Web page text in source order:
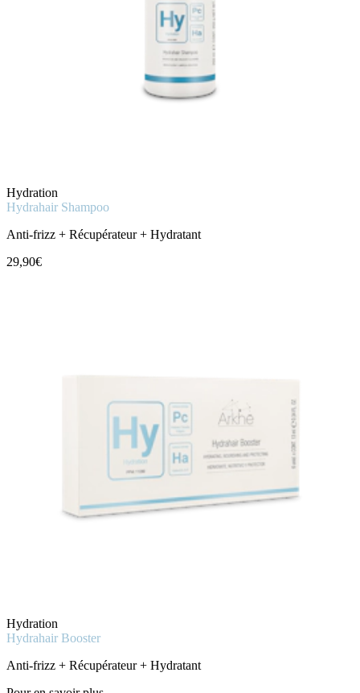
Hydration
Hydrahair Shampoo
Anti-frizz + Récupérateur + Hydratant
29,90€
Hydration
Hydrahair Booster
Anti-frizz + Récupérateur + Hydratant